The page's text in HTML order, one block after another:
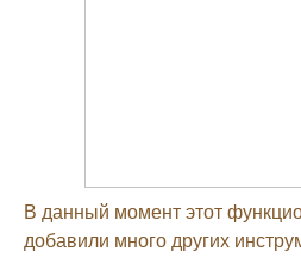
В данный момент этот
добавили много других